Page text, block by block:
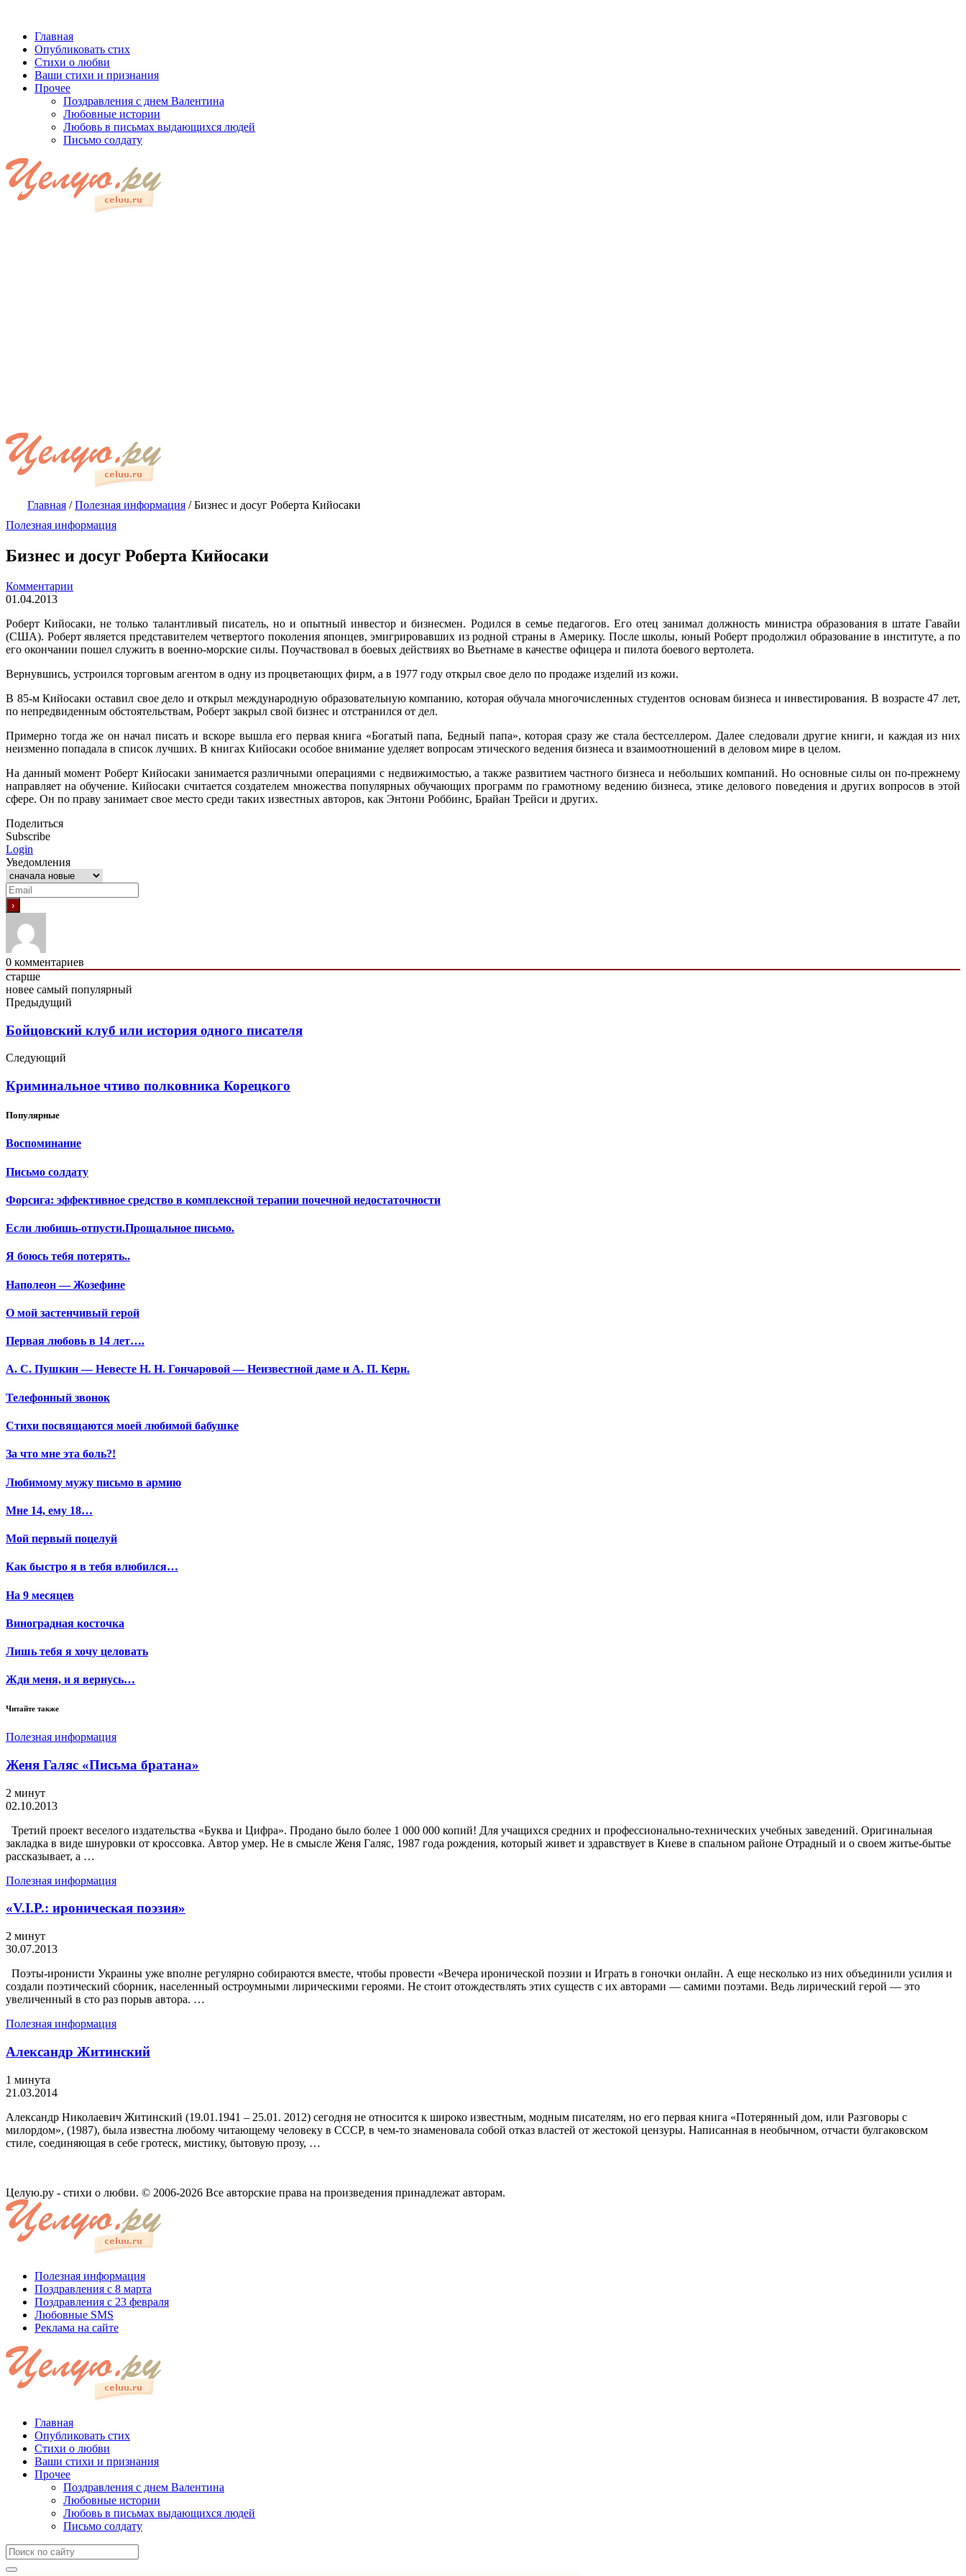
Главная
Опубликовать стих
Стихи о любви
Ваши стихи и признания
Прочее
Поздравления с днем Валентина
Любовные истории
Любовь в письмах выдающихся людей
Письмо солдату
Главная /Полезная информация /Бизнес и досуг Роберта Кийосаки
Полезная информация
Бизнес и досуг Роберта Кийосаки
Комментарии
01.04.2013
Роберт Кийосаки, не только талантливый писатель, но и опытный инвестор и бизнесмен. Родился в семье педагогов. Его отец занимал должность министра образования в штате Гавайи
(США). Роберт является представителем четвертого поколения японцев, эмигрировавших из родной страны в Америку. После школы, юный Роберт продолжил образование в институте, а по
его окончании пошел служить в военно-морские силы. Поучаствовал в боевых действиях во Вьетнаме в качестве офицера и пилота боевого вертолета.
Вернувшись, устроился торговым агентом в одну из процветающих фирм, а в 1977 году открыл свое дело по продаже изделий из кожи.
В 85-м Кийосаки оставил свое дело и открыл международную образовательную компанию, которая обучала многочисленных студентов основам бизнеса и инвестирования. В возрасте 47 лет,
по непредвиденным обстоятельствам, Роберт закрыл свой бизнес и отстранился от дел.
Примерно тогда же он начал писать и вскоре вышла его первая книга «Богатый папа, Бедный папа», которая сразу же стала бестселлером. Далее следовали другие книги, и каждая из них
неизменно попадала в список лучших. В книгах Кийосаки особое внимание уделяет вопросам этического ведения бизнеса и взаимоотношений в деловом мире в целом.
На данный момент Роберт Кийосаки занимается различными операциями с недвижимостью, а также развитием частного бизнеса и небольших компаний. Но основные силы он по-прежнему
направляет на обучение. Кийосаки считается создателем множества популярных обучающих программ по грамотному ведению бизнеса, этике делового поведения и других вопросов в этой
сфере. Он по праву занимает свое место среди таких известных авторов, как Энтони Роббинс, Брайан Трейси и других.
Поделиться
Subscribe
Login
Уведомления
0 комментариев
старше
новее самый популярный
Предыдущий
Бойцовский клуб или история одного писателя
Следующий
Криминальное чтиво полковника Корецкого
Популярные
Воспоминание
Письмо солдату
Форсига: эффективное средство в комплексной терапии почечной недостаточности
Если любишь-отпусти.Прощальное письмо.
Я боюсь тебя потерять..
Наполеон — Жозефине
О мой застенчивый герой
Первая любовь в 14 лет….
А. С. Пушкин — Невесте Н. Н. Гончаровой — Неизвестной даме и А. П. Керн.
Телефонный звонок
Стихи посвящаются моей любимой бабушке
За что мне эта боль?!
Любимому мужу письмо в армию
Мне 14, ему 18…
Мой первый поцелуй
Как быстро я в тебя влюбился…
На 9 месяцев
Виноградная косточка
Лишь тебя я хочу целовать
Жди меня, и я вернусь…
Читайте также
Полезная информация
Женя Галяс «Письма братана»
2 минут
02.10.2013
Третий проект веселого издательства «Буква и Цифра». Продано было более 1 000 000 копий! Для учащихся средних и профессионально-технических учебных заведений. Оригинальная
закладка в виде шнуровки от кроссовка. Автор умер. Не в смысле Женя Галяс, 1987 года рождения, который живет и здравствует в Киеве в спальном районе Отрадный и о своем житье-бытье
рассказывает, а …
Полезная информация
«V.I.P.: ироническая поэзия»
2 минут
30.07.2013
Поэты-иронисти Украины уже вполне регулярно собираются вместе, чтобы провести «Вечера иронической поэзии и Играть в гоночки онлайн. А еще несколько из них объединили усилия и
создали поэтический сборник, населенный остроумными лирическими героями. Не стоит отождествлять этих существ с их авторами — самими поэтами. Ведь лирический герой — это
увеличенный в сто раз порыв автора. …
Полезная информация
Александр Житинский
1 минута
21.03.2014
Александр Николаевич Житинский (19.01.1941 – 25.01. 2012) сегодня не относится к широко известным, модным писателям, но его первая книга «Потерянный дом, или Разговоры с
милордом», (1987), была известна любому читающему человеку в СССР, в чем-то знаменовала собой отказ властей от жестокой цензуры. Написанная в необычном, отчасти булгаковском
стиле, соединяющая в себе гротеск, мистику, бытовую прозу, …
Целую.ру - стихи о любви. © 2006-2026 Все авторские права на произведения принадлежат авторам.
Полезная информация
Поздравления с 8 марта
Поздравления с 23 февраля
Любовные SMS
Реклама на сайте
Главная
Опубликовать стих
Стихи о любви
Ваши стихи и признания
Прочее
Поздравления с днем Валентина
Любовные истории
Любовь в письмах выдающихся людей
Письмо солдату